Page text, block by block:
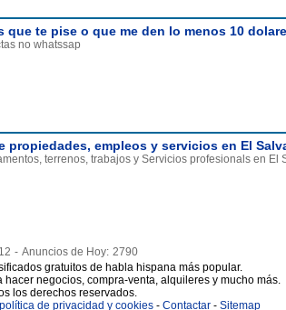
que te pise o que me den lo menos 10
no whatssap
propiedades, empleos y servicios en El
terrenos, trabajos y Servicios profesionals en El
- Anuncios de Hoy: 2790
gratuitos de habla hispana más popular.
hacer negocios, compra-venta, alquileres y mucho más.
los derechos reservados.
de privacidad y cookies- Contactar- Sitemap